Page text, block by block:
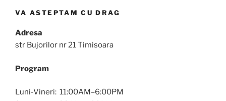
VA ASTEPTAM CU DRAG
Adresa
str Bujorilor nr 21 Timisoara
Program
Luni-Vineri: 11:00AM–6:00PM